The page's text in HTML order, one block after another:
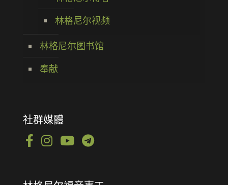
林格尼尔视频
林格尼尔图书馆
奉献
社群媒體